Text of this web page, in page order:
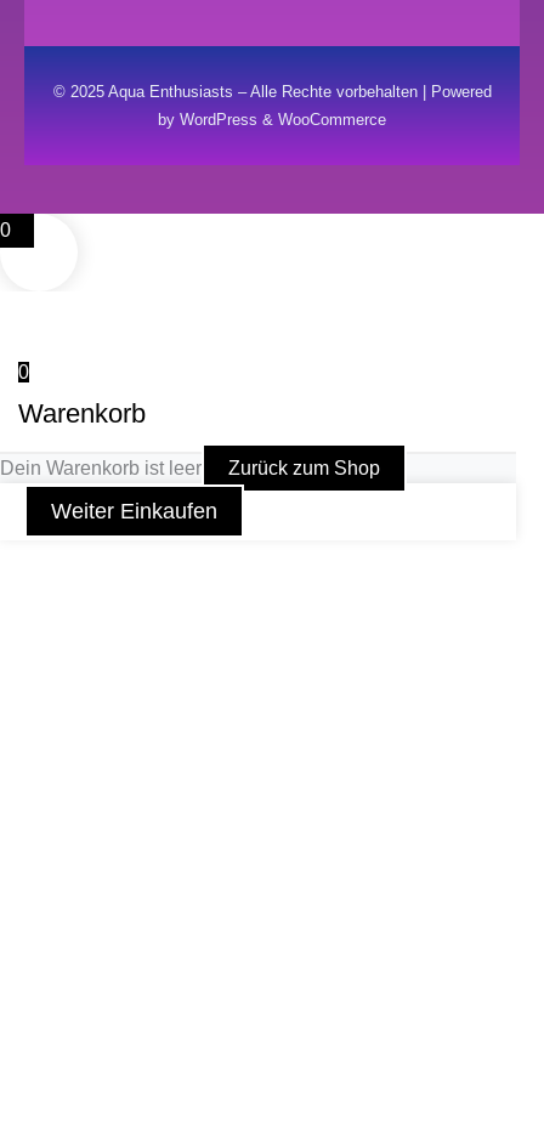
© 2025 Aqua Enthusiasts – Alle Rechte vorbehalten | Powered
by WordPress & WooCommerce
0
0
Warenkorb
Dein Warenkorb ist leer Zurück zum Shop
Weiter Einkaufen